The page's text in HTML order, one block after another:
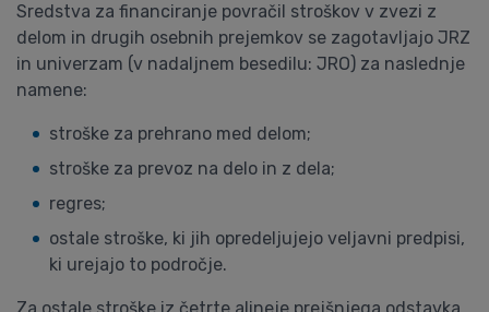
Sredstva za financiranje povračil stroškov v zvezi z
delom in drugih osebnih prejemkov se zagotavljajo JRZ
in univerzam (v nadaljnem besedilu: JRO) za naslednje
namene:
stroške za prehrano med delom;
stroške za prevoz na delo in z dela;
regres;
ostale stroške, ki jih opredeljujejo veljavni predpisi,
ki urejajo to področje.